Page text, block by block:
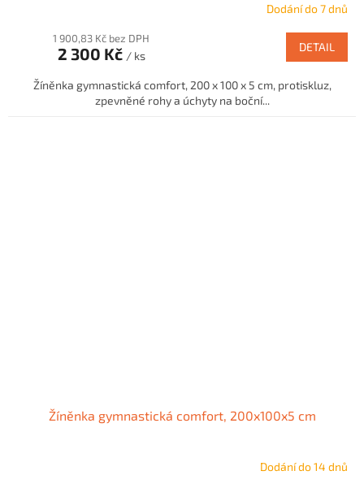
Dodání do 7 dnů
1 900,83 Kč bez DPH
2 300 Kč / ks
DETAIL
Žíněnka gymnastická comfort, 200 x 100 x 5 cm, protiskluz,
zpevněné rohy a úchyty na boční...
Žíněnka gymnastická comfort, 200x100x5 cm
Dodání do 14 dnů